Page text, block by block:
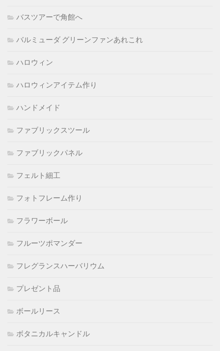
バスツアーで角館へ
バルミューダ グリーンファンあれこれ
ハロウィン
ハロウィンアイテム作り
ハンドメイド
ファブリックスツール
ファブリックパネル
フェルト細工
フォトフレーム作り
フラワーボール
フルーツポマンダー
フレグランスハーバリウム
プレゼント品
ボールリース
ボタニカルキャンドル